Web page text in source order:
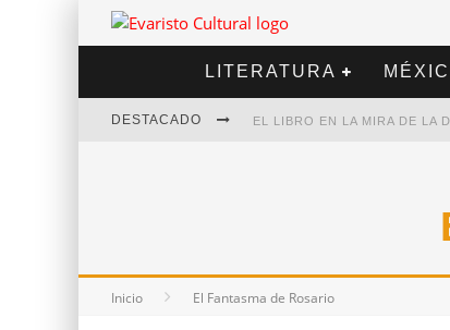
LITERATURA
DESTACADO EL LIBRO EN LA MIRA DE LA
DIEGO MERET | HOTEL
Inicio El Fantasma de Rosario